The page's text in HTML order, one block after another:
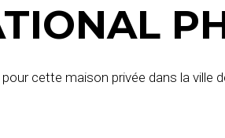
cette maison privée dans la ville